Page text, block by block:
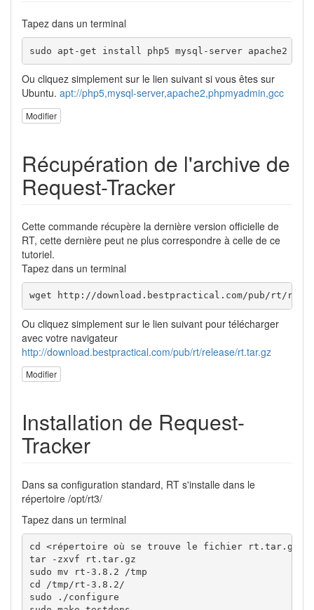
Tapez dans un terminal
sudo apt-get install php5 mysql-server apache2 gcc
Ou cliquez simplement sur le lien suivant si vous êtes sur
Ubuntu. apt://php5,mysql-server,apache2,phpmyadmin,gcc
Modifier
Récupération de l'archive de
Request-Tracker
Cette commande récupère la dernière version officielle de
RT, cette dernière peut ne plus correspondre à celle de ce
tutoriel.
Tapez dans un terminal
wget http://download.bestpractical.com/pub/rt/
Ou cliquez simplement sur le lien suivant pour télécharger
avec votre navigateur
http://download.bestpractical.com/pub/rt/release/rt.tar.gz
Modifier
Installation de Request-
Tracker
Dans sa configuration standard, RT s'installe dans le
répertoire /opt/rt3/
Tapez dans un terminal
cd <répertoire où se trouve le fichier rt.tar.gz>
tar -zxvf rt.tar.gz
sudo mv rt-3.8.2 /tmp
cd /tmp/rt-3.8.2/
sudo ./configure